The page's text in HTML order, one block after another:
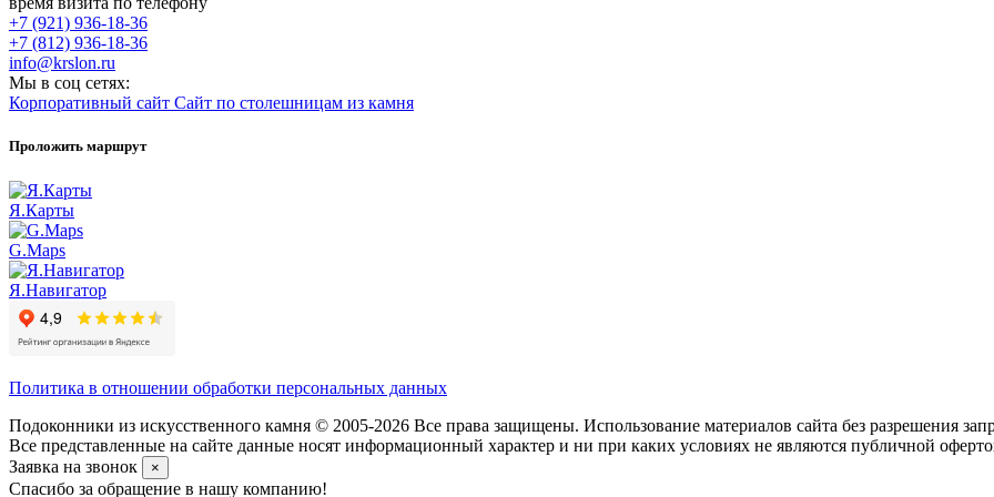
+7 (921) 936-18-36
+7 (812) 936-18-36
info@krslon.ru
Мы в соц сетях:
Корпоративный сайт Сайт по столешницам из камня
Проложить маршрут
Я.Карты
G.Maps
Я.Навигатор
Политика в отношении обработки персональных данных
Подоконники из искусственного камня © 2005-2026 Все права защищены. Использование материалов сайта без разрешения
Все представленные на сайте данные носят информационный характер и ни при каких условиях не являются публичной
Заявка на звонок
×
Спасибо за обращение в нашу компанию!